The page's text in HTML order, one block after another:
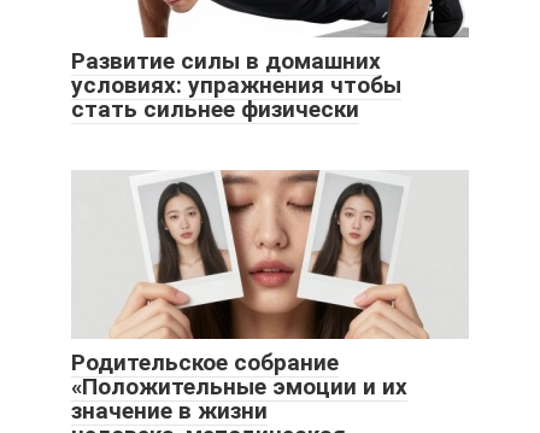
Развитие силы в домашних
условиях: упражнения чтобы
стать сильнее физически
Родительское собрание
«Положительные эмоции и их
значение в жизни